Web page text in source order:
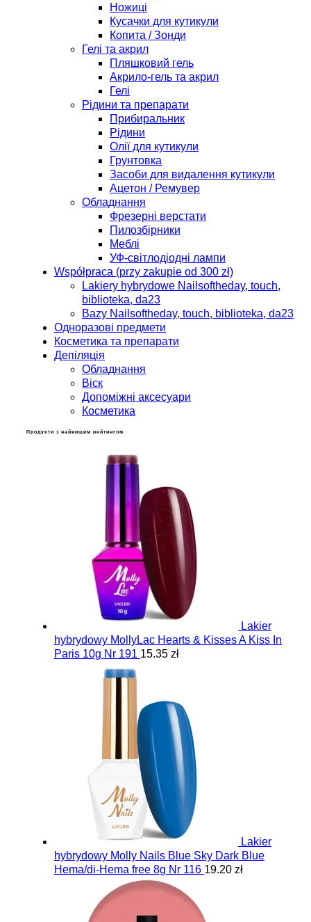
Ножиці
Кусачки для кутикули
Копита / Зонди
Гелі та акрил
Пляшковий гель
Акрило-гель та акрил
Гелі
Рідини та препарати
Прибиральник
Рідини
Олії для кутикули
Грунтовка
Засоби для видалення кутикули
Ацетон / Ремувер
Обладнання
Фрезерні верстати
Пилозбірники
Меблі
УФ-світлодіодні лампи
Współpraca (przy zakupie od 300 zł)
Lakiery hybrydowe Nailsoftheday, touch,
biblioteka, da23
Bazy Nailsoftheday, touch, biblioteka, da23
Одноразові предмети
Косметика та препарати
Депіляція
Обладнання
Віск
Допоміжні аксесуари
Косметика
Продукти з найвищим рейтингом
Lakier
hybrydowy MollyLac Hearts & Kisses A Kiss In
Paris 10g Nr 191 15.35 zł
Lakier
hybrydowy Molly Nails Blue Sky Dark Blue
Hema/di-Hema free 8g Nr 116 19.20 zł